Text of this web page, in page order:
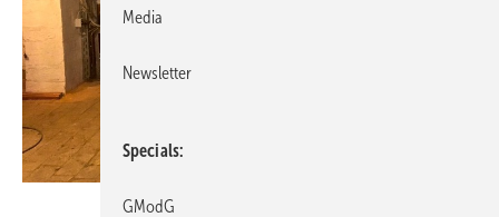
Media
Newsletter
Specials
GModG